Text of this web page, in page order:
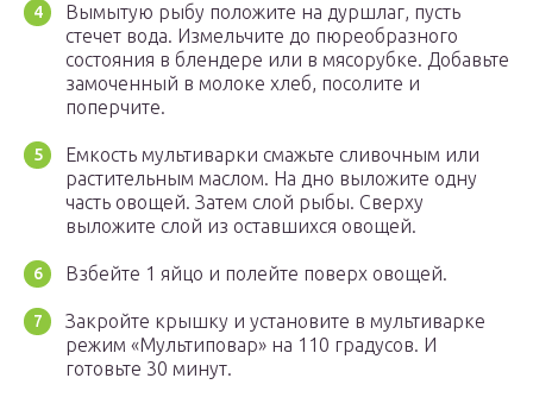
Вымытую рыбу положите на дуршлаг, пусть
стечет вода. Измельчите до пюреобразного
состояния в блендере или в мясорубке. Добавьте
замоченный в молоке хлеб, посолите и
поперчите.
Емкость мультиварки смажьте сливочным или
растительным маслом. На дно выложите одну
часть овощей. Затем слой рыбы. Сверху
выложите слой из оставшихся овощей.
Взбейте 1 яйцо и полейте поверх овощей.
Закройте крышку и установите в мультиварке
режим «Мультиповар» на 110 градусов. И
готовьте 30 минут.